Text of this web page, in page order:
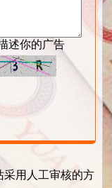
述你的广告
采用人工审核的方